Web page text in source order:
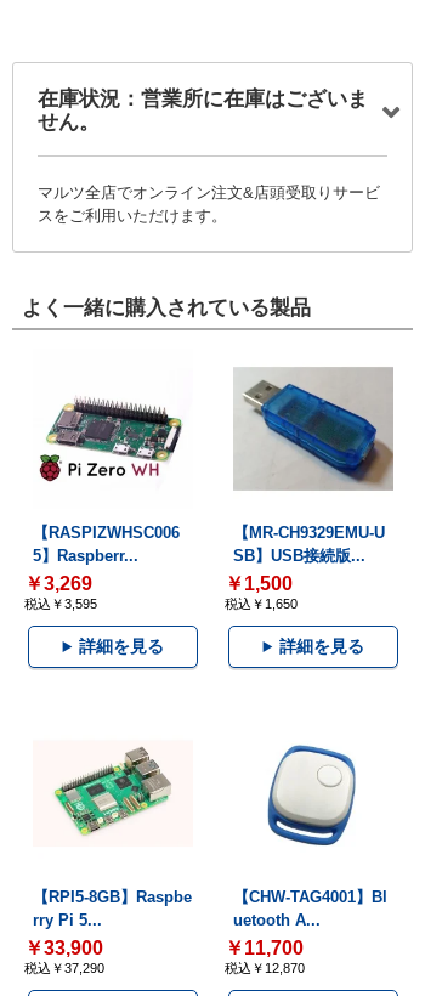
在庫状況：営業所に在庫はございま
せん。
マルツ全店でオンライン注文&店頭受取りサービ
スをご利用いただけます。
よく一緒に購入されている製品
【RASPIZWHSC006
5】Raspberr...
￥3,269
税込￥3,595
詳細を見る
【MR-CH9329EMU-U
SB】USB接続版...
￥1,500
税込￥1,650
詳細を見る
【RPI5-8GB】Raspbe
rry Pi 5...
￥33,900
税込￥37,290
【CHW-TAG4001】Bl
uetooth A...
￥11,700
税込￥12,870